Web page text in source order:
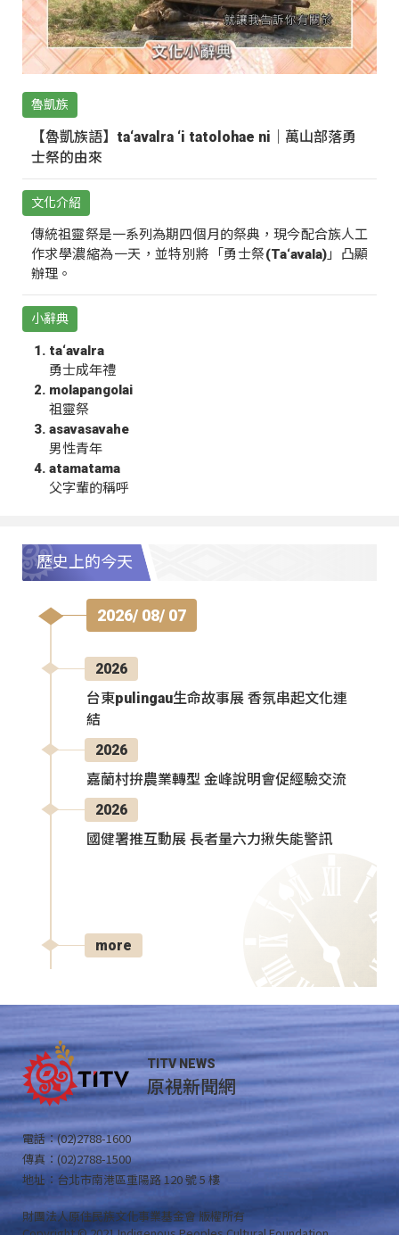
魯凱族
【魯凱族語】ta‘avalra ‘i tatolohae ni｜萬山部落勇
士祭的由來
文化介紹
傳統祖靈祭是一系列為期四個月的祭典，現今配合族人工
作求學濃縮為一天，並特別將「勇士祭(Ta‘avala)」凸顯
辦理。
小辭典
ta‘avalra
勇士成年禮
molapangolai
祖靈祭
asavasavahe
男性青年
atamatama
父字輩的稱呼
歷史上的今天
2026/ 08/ 07
2026
台東pulingau生命故事展 香氛串起文化連
結
2026
嘉蘭村拚農業轉型 金峰說明會促經驗交流
2026
國健署推互動展 長者量六力揪失能警訊
more
TITV NEWS
原視新聞網
電話：(02)2788-1600
傳真：(02)2788-1500
地址：台北市南港區重陽路 120 號 5 樓
財團法人原住民族文化事業基金會 版權所有